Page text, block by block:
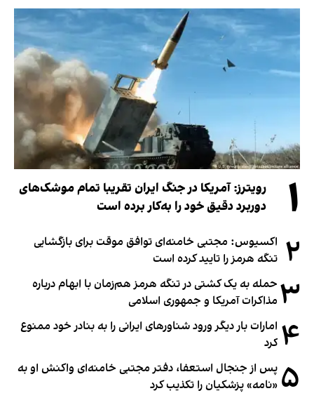
۱
رویترز: آمریکا در جنگ ایران تقریبا تمام موشک‌های
دوربرد دقیق خود را به‌کار برده است
۲ اکسیوس: مجتبی خامنه‌ای توافق موقت برای بازگشایی
تنگه هرمز را تایید کرده است
۳ حمله به یک کشتی در تنگه هرمز هم‌زمان با ابهام درباره
مذاکرات آمریکا و جمهوری اسلامی
۴ امارات بار دیگر ورود شناورهای ایرانی را به بنادر خود ممنوع
کرد
۵ پس از جنجال استعفا، دفتر مجتبی خامنه‌ای واکنش او به
«نامه» پزشکیان را تکذیب کرد